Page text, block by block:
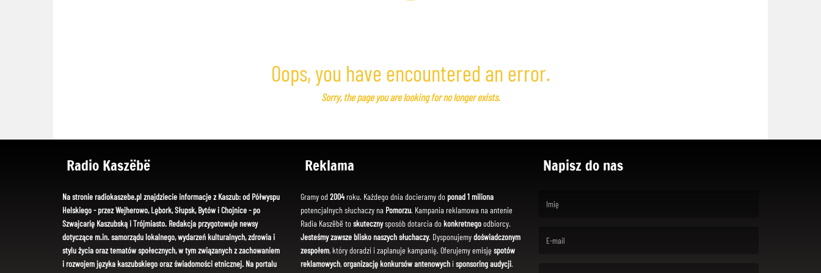
Oops, you have encountered an error.
Sorry, the page you are looking for no longer exists.
Radio Kaszëbë
Na stronie radiokaszebe.pl znajdziecie informacje z Kaszub: od Półwyspu
Helskiego - przez Wejherowo, Lębork, Słupsk, Bytów i Chojnice - po
Szwajcarię Kaszubską i Trójmiasto. Redakcja przygotowuje newsy
dotyczące m.in. samorządu lokalnego, wydarzeń kulturalnych, zdrowia i
stylu życia oraz tematów społecznych, w tym związanych z zachowaniem
i rozwojem języka kaszubskiego oraz świadomości etnicznej. Na portalu
Reklama
Gramy od 2004roku. Każdego dnia docieramy do ponad 1 miliona
potencjalnych słuchaczy na Pomorzu. Kampania reklamowa na antenie
Radia Kaszëbë toskutecznysposób dotarcia dokonkretnegoodbiorcy.
Jesteśmy zawsze blisko naszych słuchaczy. Dysponujemydoświadczonym
zespołem, który doradzi i zaplanuje kampanię. Oferujemy emisję spotów
reklamowych,organizację konkursów antenowychi sponsoring audycji.
Napisz do nas